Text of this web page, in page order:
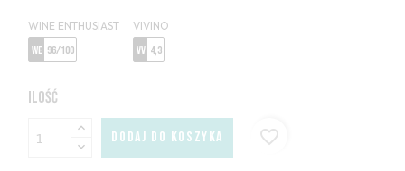
WINE ENTHUSIAST
WE 96/100
VIVINO
VV 4,3
ILOŚĆ
DODAJ DO KOSZYKA favorite_border